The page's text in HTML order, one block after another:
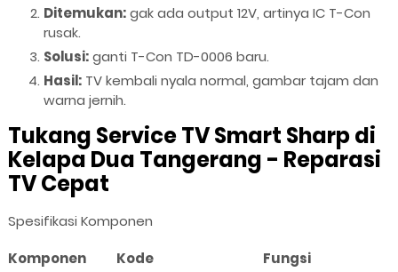
Ditemukan:gak ada output 12V, artinya IC T-Con
rusak.
Solusi:ganti T-Con TD-0006 baru.
Hasil:TV kembali nyala normal, gambar tajam dan
warna jernih.
Tukang Service TV Smart Sharp di
Kelapa Dua Tangerang - Reparasi
TV Cepat
Spesifikasi Komponen
Komponen
Kode
Fungsi